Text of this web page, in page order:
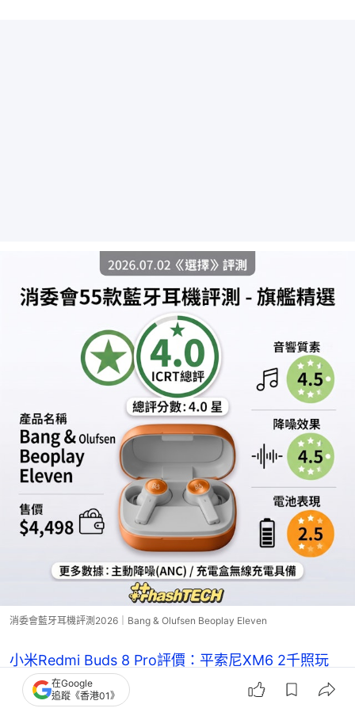
消委會藍牙耳機評測2026｜Bang & Olufsen Beoplay Eleven
小米Redmi Buds 8 Pro評價：平索尼XM6 2千照玩
ANC降噪+LDAC解碼
在Google
追蹤《香港01》